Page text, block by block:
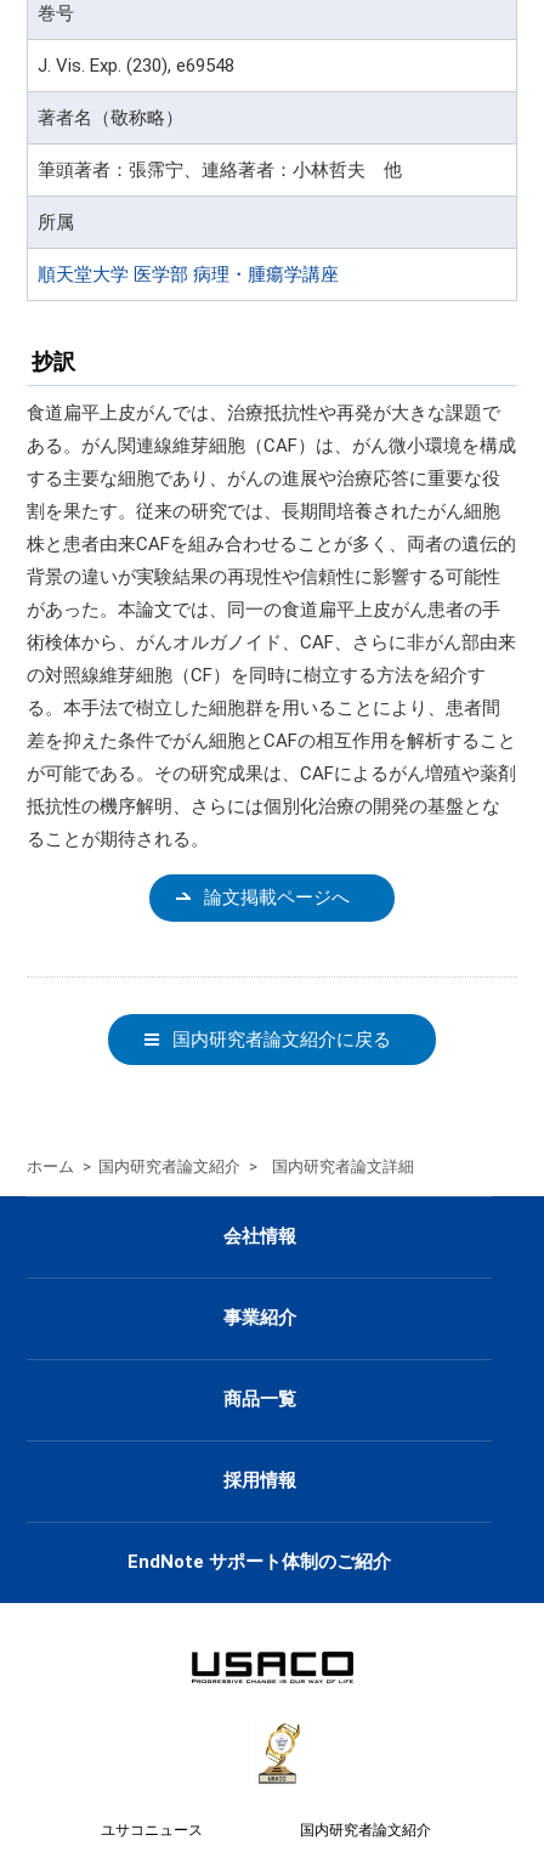
巻号
J. Vis. Exp. (230), e69548
著者名（敬称略）
筆頭著者：張霈宁、連絡著者：小林哲夫 他
所属
順天堂大学 医学部 病理・腫瘍学講座
抄訳
食道扁平上皮がんでは、治療抵抗性や再発が大きな課題で
ある。がん関連線維芽細胞（CAF）は、がん微小環境を構成
する主要な細胞であり、がんの進展や治療応答に重要な役
割を果たす。従来の研究では、長期間培養されたがん細胞
株と患者由来CAFを組み合わせることが多く、両者の遺伝的
背景の違いが実験結果の再現性や信頼性に影響する可能性
があった。本論文では、同一の食道扁平上皮がん患者の手
術検体から、がんオルガノイド、CAF、さらに非がん部由来
の対照線維芽細胞（CF）を同時に樹立する方法を紹介す
る。本手法で樹立した細胞群を用いることにより、患者間
差を抑えた条件でがん細胞とCAFの相互作用を解析すること
が可能である。その研究成果は、CAFによるがん増殖や薬剤
抵抗性の機序解明、さらには個別化治療の開発の基盤とな
ることが期待される。
論文掲載ページへ
国内研究者論文紹介に戻る
ホーム > 国内研究者論文紹介 > 国内研究者論文詳細
会社情報
事業紹介
商品一覧
採用情報
EndNote サポート体制のご紹介
ユサコニュース
国内研究者論文紹介